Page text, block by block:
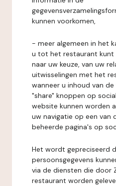
kunnen voorkomen,
- meer algemeen in het
u tot het restaurant kunt
naar uw keuze, van uw
uitwisselingen met het
wanneer u inhoud van
"share" knoppen op
website kunnen worden
uw navigatie op een van
beheerde pagina's op
Het wordt gepreciseerd
persoonsgegevens
via de diensten die door
restaurant worden